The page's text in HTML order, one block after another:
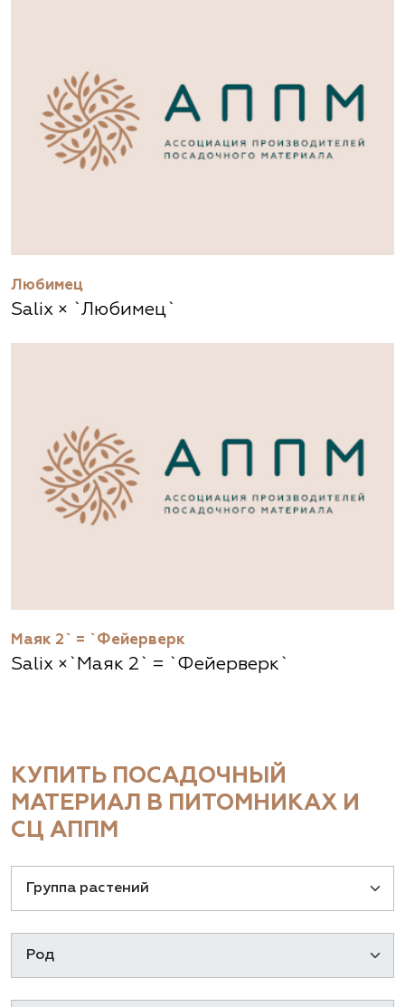
Любимец
Salix × `Любимец`
Маяк 2` = `Фейерверк
Salix ×`Маяк 2` = `Фейерверк`
КУПИТЬ ПОСАДОЧНЫЙ
МАТЕРИАЛ В ПИТОМНИКАХ И
СЦ АППМ